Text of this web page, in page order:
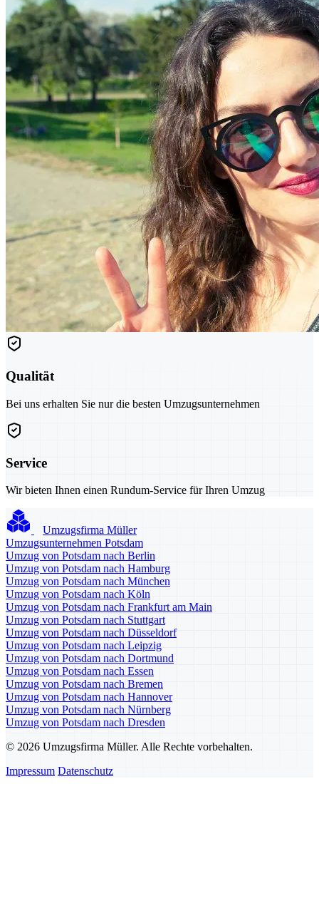
Qualität
Bei uns erhalten Sie nur die besten Umzugsunternehmen
Service
Wir bieten Ihnen einen Rundum-Service für Ihren Umzug
Umzugsfirma Müller
Umzugsunternehmen Potsdam
Umzug von Potsdam nach Berlin
Umzug von Potsdam nach Hamburg
Umzug von Potsdam nach München
Umzug von Potsdam nach Köln
Umzug von Potsdam nach Frankfurt am Main
Umzug von Potsdam nach Stuttgart
Umzug von Potsdam nach Düsseldorf
Umzug von Potsdam nach Leipzig
Umzug von Potsdam nach Dortmund
Umzug von Potsdam nach Essen
Umzug von Potsdam nach Bremen
Umzug von Potsdam nach Hannover
Umzug von Potsdam nach Nürnberg
Umzug von Potsdam nach Dresden
© 2026 Umzugsfirma Müller. Alle Rechte vorbehalten.
Impressum Datenschutz